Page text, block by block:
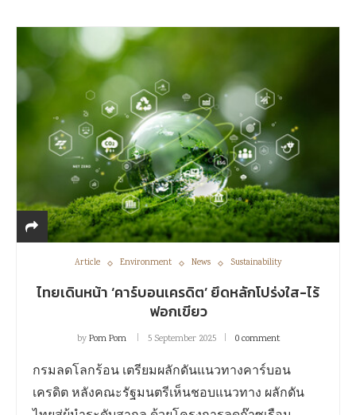
Article Environment News Sustainability
ไทยเดินหน้า ‘คาร์บอนเครดิต’ ยึดหลักโปร่งใส-ไร้
ฟอกเขียว
byPom Pom 5 September 2025 0 comment
กรมลดโลกร้อน เตรียมผลักดันแนวทางคาร์บอน
เครดิต หลังคณะรัฐมนตรีเห็นชอบแนวทาง ผลักดัน